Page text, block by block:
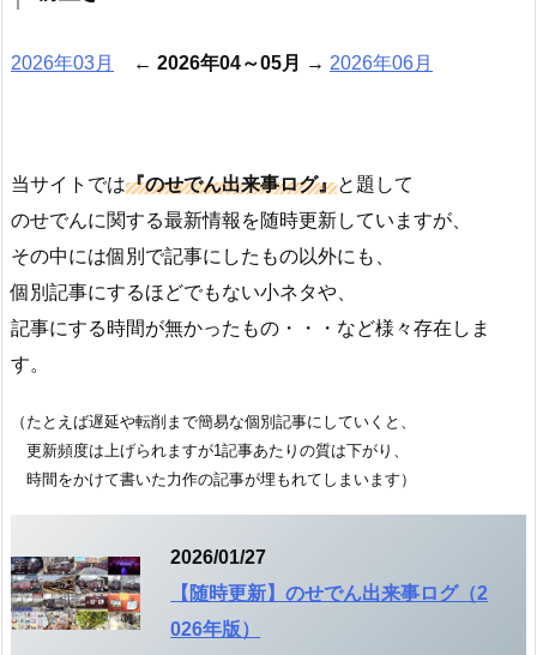
2026年03月 ← 2026年04～05月 → 2026年06月
当サイトでは『のせでん出来事ログ』と題して
のせでんに関する最新情報を随時更新していますが、
その中には個別で記事にしたもの以外にも、
個別記事にするほどでもない小ネタや、
記事にする時間が無かったもの・・・など様々存在しま
す。
（たとえば遅延や転削まで簡易な個別記事にしていくと、
更新頻度は上げられますが1記事あたりの質は下がり、
時間をかけて書いた力作の記事が埋もれてしまいます）
2026/01/27
【随時更新】のせでん出来事ログ（2
026年版）